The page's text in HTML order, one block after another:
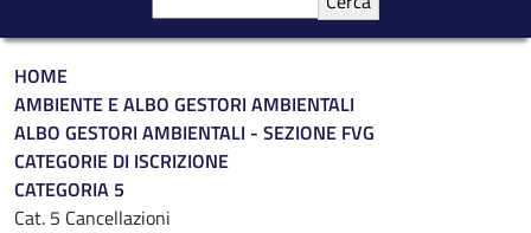
Briciole di pane
HOME
AMBIENTE E ALBO GESTORI AMBIENTALI
ALBO GESTORI AMBIENTALI - SEZIONE FVG
CATEGORIE DI ISCRIZIONE
CATEGORIA 5
Cat. 5 Cancellazioni